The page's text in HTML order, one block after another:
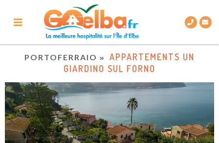
PORTOFERRAIO
APPARTEMENTS UN
GIARDINO SUL FORNO